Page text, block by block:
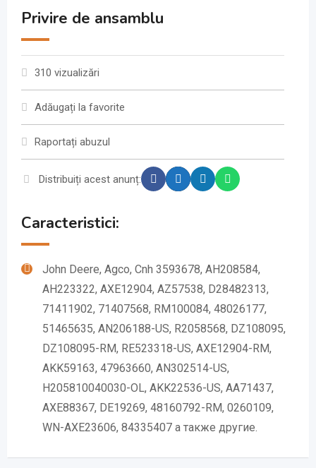
Privire de ansamblu
310 vizualizări
Adăugați la favorite
Raportați abuzul
Distribuiți acest anunț:
Caracteristici:
John Deere, Agco, Cnh 3593678, AH208584,
AH223322, AXE12904, AZ57538, D28482313,
71411902, 71407568, RM100084, 48026177,
51465635, AN206188-US, R2058568, DZ108095,
DZ108095-RM, RE523318-US, AXE12904-RM,
AKK59163, 47963660, AN302514-US,
H205810040030-OL, AKK22536-US, AA71437,
AXE88367, DE19269, 48160792-RM, 0260109,
WN-AXE23606, 84335407 а также другие.